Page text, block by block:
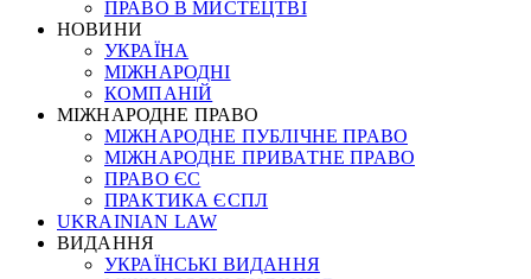
ПРАВО В МИСТЕЦТВІ
НОВИНИ
УКРАЇНА
МІЖНАРОДНІ
КОМПАНІЙ
МІЖНАРОДНЕ ПРАВО
МІЖНАРОДНЕ ПУБЛІЧНЕ ПРАВО
МІЖНАРОДНЕ ПРИВАТНЕ ПРАВО
ПРАВО ЄС
ПРАКТИКА ЄСПЛ
UKRAINIAN LAW
ВИДАННЯ
УКРАЇНСЬКІ ВИДАННЯ